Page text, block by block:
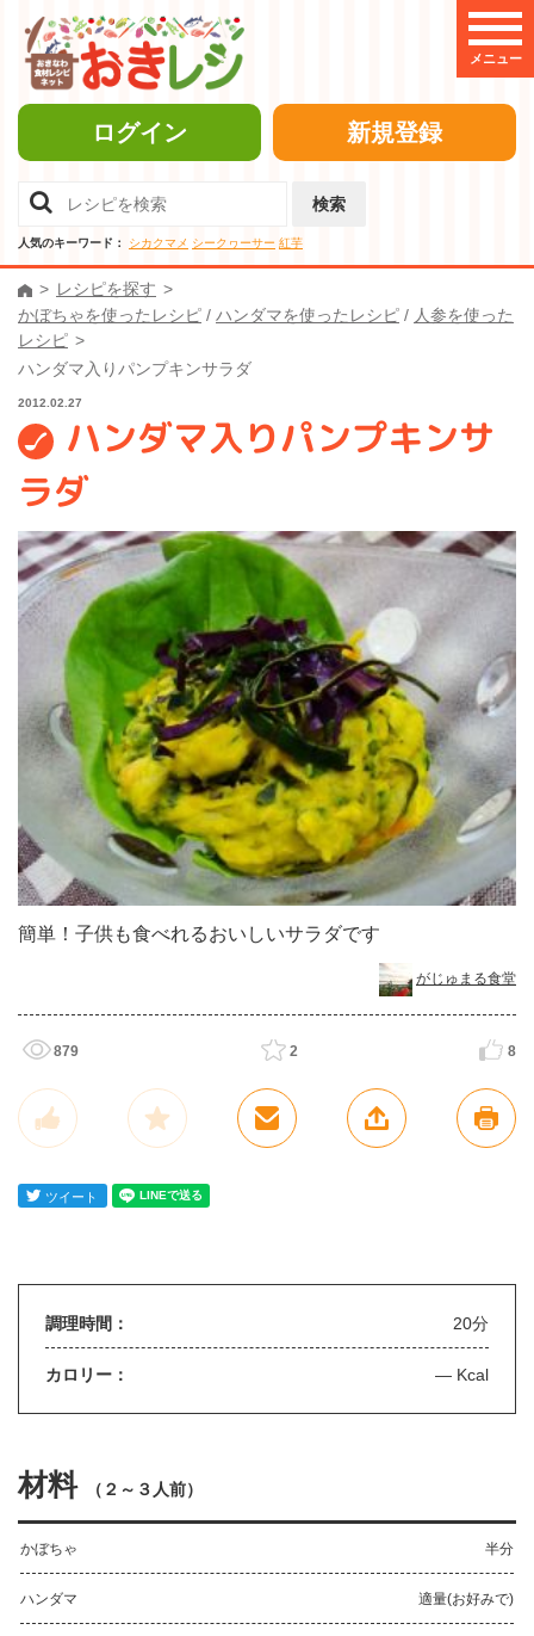
メニュー
ログイン 新規登録
検索
人気のキーワード： シカクマメ シークヮーサー 紅芋
レシピを探す
かぼちゃを使ったレシピ / ハンダマを使ったレシピ / 人参を使った
レシピ
ハンダマ入りパンプキンサラダ
2012.02.27
ハンダマ入りパンプキンサ
ラダ
簡単！子供も食べれるおいしいサラダです
がじゅまる食堂
879 2 8
調理時間： 20分
カロリー： — Kcal
材料 （ ２～３人前）
かぼちゃ 半分
ハンダマ 適量(お好みで)